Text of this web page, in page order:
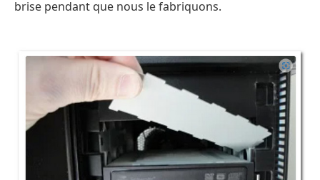
brise pendant que nous le fabriquons.